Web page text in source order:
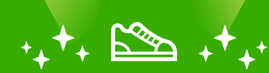
親バカグラム 動画コンテンツ キッズイベント